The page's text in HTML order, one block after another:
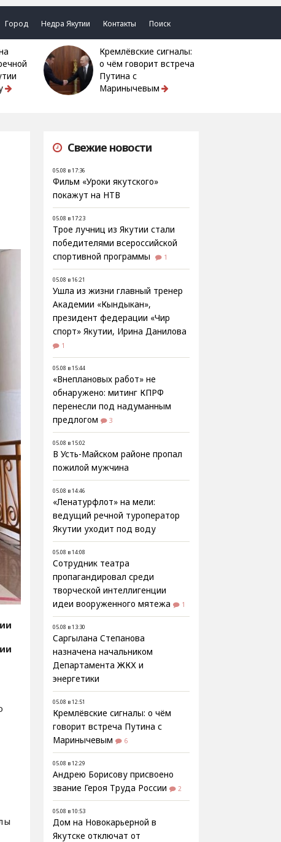
Город Недра Якутии Контакты Поиск
Кремлёвские сигналы:
о чём говорит встреча
Путина с
Маринычевым
Свежие новости
05.08 в 17:36
Фильм «Уроки якутского»
покажут на НТВ
05.08 в 17:23
Трое лучниц из Якутии стали
победителями всероссийской
спортивной программы
1
05.08 в 16:21
Ушла из жизни главный тренер
Академии «Кындыкан»,
президент федерации «Чир
спорт» Якутии, Ирина Данилова
1
05.08 в 15:44
«Внеплановых работ» не
обнаружено: митинг КПРФ
перенесли под надуманным
предлогом
3
05.08 в 15:02
В Усть-Майском районе пропал
пожилой мужчина
05.08 в 14:46
«Ленатурфлот» на мели:
ведущий речной туроператор
Якутии уходит под воду
05.08 в 14:08
Сотрудник театра
пропагандировал среди
творческой интеллигенции
идеи вооруженного мятежа
1
05.08 в 13:30
Саргылана Степанова
назначена начальником
Департамента ЖКХ и
энергетики
05.08 в 12:51
Кремлёвские сигналы: о чём
говорит встреча Путина с
Маринычевым
6
05.08 в 12:29
Андрею Борисову присвоено
звание Героя Труда России
2
05.08 в 10:53
Дом на Новокарьерной в
Якутске отключат от